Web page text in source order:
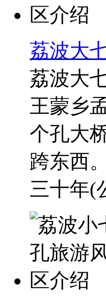
荔波大
荔波大
王蒙乡
个孔大
跨东西
三十年(